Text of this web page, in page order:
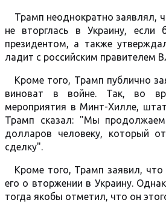
Трамп неоднократно заявлял,
не вторглась в Украину,
президентом, а также
ладит с российским правителем
Кроме того, Трамп публично
виноват в войне. Так, во
мероприятия в Минт-Хилле,
Трамп сказал: "Мы
долларов человеку, который
сделку".
Кроме того, Трамп заявил,
его о вторжении в Украину.
тогда якобы отметил, что он